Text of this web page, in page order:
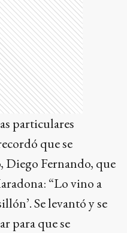
particulares
que se
Diego Fernando, que
“Lo vino a
Se levantó y se
para que se